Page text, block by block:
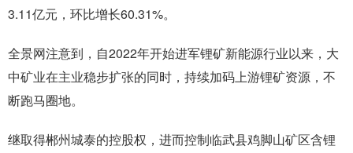
3.11亿元，环比增长60.31%。
全景网注意到，自2022年开始进军锂矿新能源行业以来，大
中矿业在主业稳步扩张的同时，持续加码上游锂矿资源，不
断跑马圈地。
继取得郴州城泰的控股权，进而控制临武县鸡脚山矿区含锂